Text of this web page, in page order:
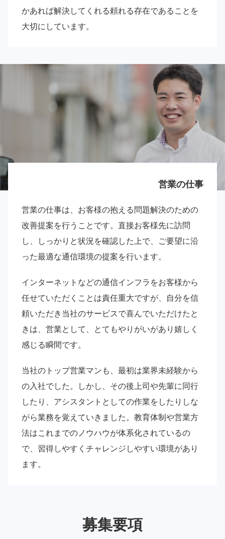
かあれば解決してくれる頼れる存在であることを
大切にしています。
営業の仕事
営業の仕事は、お客様の抱える問題解決のための
改善提案を行うことです。直接お客様先に訪問
し、しっかりと状況を確認した上で、ご要望に沿
った最適な通信環境の提案を行います。
インターネットなどの通信インフラをお客様から
任せていただくことは責任重大ですが、自分を信
頼いただき当社のサービスで喜んでいただけたと
きは、営業として、とてもやりがいがあり嬉しく
感じる瞬間です。
当社のトップ営業マンも、最初は業界未経験から
の入社でした。しかし、その後上司や先輩に同行
したり、アシスタントとしての作業をしたりしな
がら業務を覚えていきました。教育体制や営業方
法はこれまでのノウハウが体系化されているの
で、習得しやすくチャレンジしやすい環境があり
ます。
募集要項